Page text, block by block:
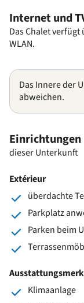
Internet und
Das Chalet
WLAN.
Das Innere der
abweichen.
Einrichtungen
dieser Unterkunft
Extérieur
überdachte
Parkplatz
Parken beim
Klimaanlage